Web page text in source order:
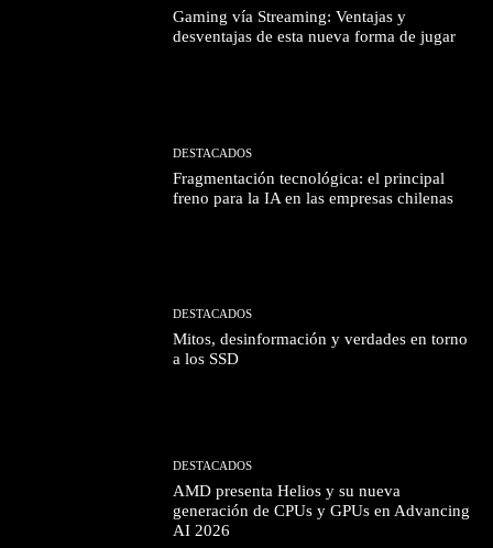
Gaming vía Streaming: Ventajas y
desventajas de esta nueva forma de jugar
DESTACADOS
Fragmentación tecnológica: el principal
freno para la IA en las empresas chilenas
DESTACADOS
Mitos, desinformación y verdades en torno
a los SSD
DESTACADOS
AMD presenta Helios y su nueva
generación de CPUs y GPUs en Advancing
AI 2026